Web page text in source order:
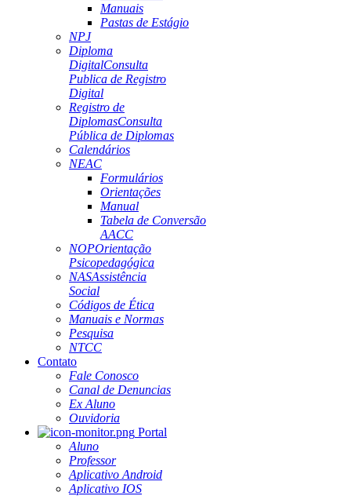
Manuais
Pastas de Estágio
NPJ
Diploma
DigitalConsulta
Publica de Registro
Digital
Registro de
DiplomasConsulta
Pública de Diplomas
Calendários
NEAC
Formulários
Orientações
Manual
Tabela de Conversão
AACC
NOPOrientação
Psicopedagógica
NASAssistência
Social
Códigos de Ética
Manuais e Normas
Pesquisa
NTCC
Contato
Fale Conosco
Canal de Denuncias
Ex Aluno
Ouvidoria
Portal
Aluno
Professor
Aplicativo Android
Aplicativo IOS